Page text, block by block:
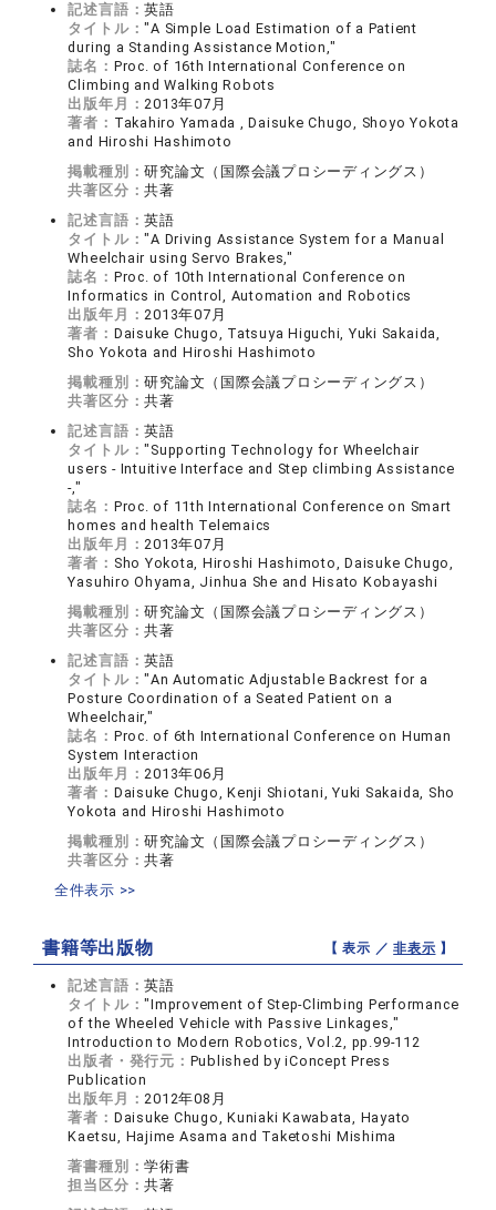
記述言語：英語
タイトル："A Simple Load Estimation of a Patient
during a Standing Assistance Motion,"
誌名： Proc. of 16th International Conference on
Climbing and Walking Robots
出版年月：2013年07月
著者： Takahiro Yamada , Daisuke Chugo, Shoyo Yokota
and Hiroshi Hashimoto
掲載種別：研究論文（国際会議プロシーディングス）
共著区分：共著
記述言語：英語
タイトル："A Driving Assistance System for a Manual
Wheelchair using Servo Brakes,"
誌名： Proc. of 10th International Conference on
Informatics in Control, Automation and Robotics
出版年月：2013年07月
著者： Daisuke Chugo, Tatsuya Higuchi, Yuki Sakaida,
Sho Yokota and Hiroshi Hashimoto
掲載種別：研究論文（国際会議プロシーディングス）
共著区分：共著
記述言語：英語
タイトル："Supporting Technology for Wheelchair
users - Intuitive Interface and Step climbing Assistance
-,"
誌名： Proc. of 11th International Conference on Smart
homes and health Telemaics
出版年月：2013年07月
著者： Sho Yokota, Hiroshi Hashimoto, Daisuke Chugo,
Yasuhiro Ohyama, Jinhua She and Hisato Kobayashi
掲載種別：研究論文（国際会議プロシーディングス）
共著区分：共著
記述言語：英語
タイトル："An Automatic Adjustable Backrest for a
Posture Coordination of a Seated Patient on a
Wheelchair,"
誌名： Proc. of 6th International Conference on Human
System Interaction
出版年月：2013年06月
著者： Daisuke Chugo, Kenji Shiotani, Yuki Sakaida, Sho
Yokota and Hiroshi Hashimoto
掲載種別：研究論文（国際会議プロシーディングス）
共著区分：共著
全件表示 >>
書籍等出版物 【 表示 ／非表示 】
記述言語：英語
タイトル："Improvement of Step-Climbing Performance
of the Wheeled Vehicle with Passive Linkages,"
Introduction to Modern Robotics, Vol.2, pp.99-112
出版者・発行元： Published by iConcept Press
Publication
出版年月：2012年08月
著者： Daisuke Chugo, Kuniaki Kawabata, Hayato
Kaetsu, Hajime Asama and Taketoshi Mishima
著書種別：学術書
担当区分：共著